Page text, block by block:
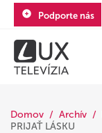
Podporte nás
Domov Archív
PRIJAŤ LÁSKU